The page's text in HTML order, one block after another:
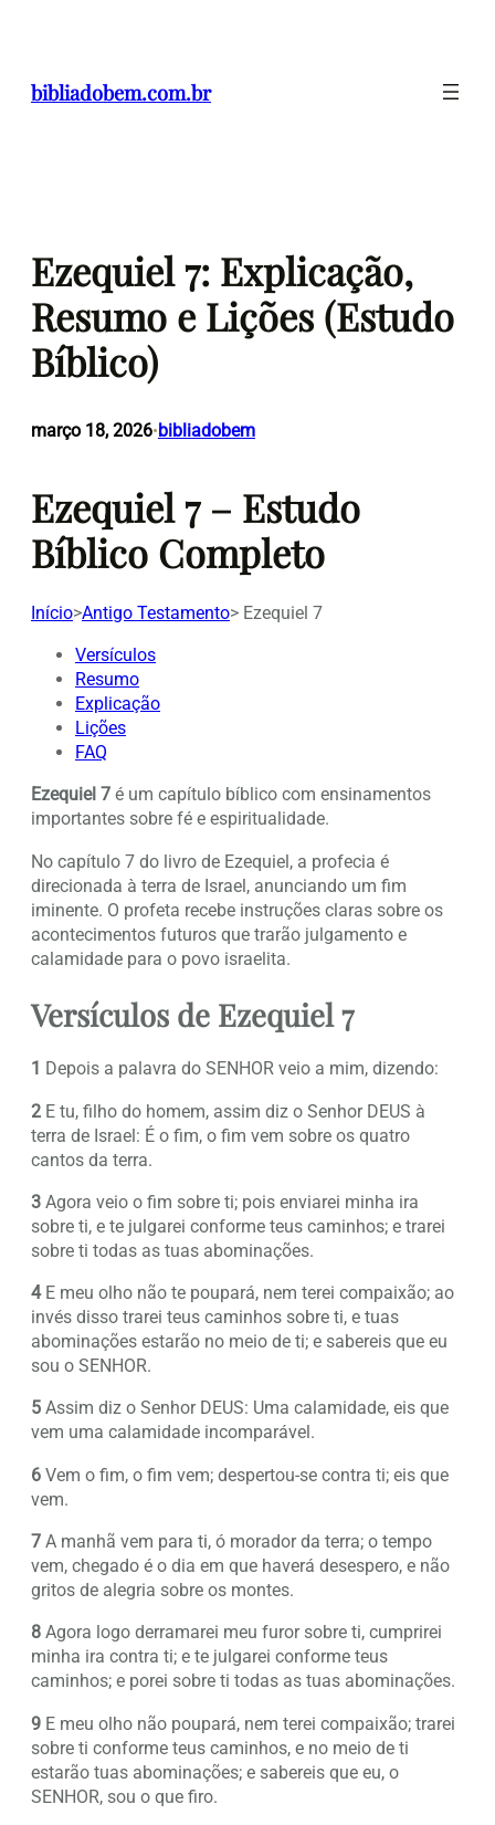
conteúdo
bibliadobem.com.br
Ezequiel 7: Explicação,
Resumo e Lições (Estudo
Bíblico)
março 18, 2026•bibliadobem
Ezequiel 7 – Estudo
Bíblico Completo
Início>Antigo Testamento> Ezequiel 7
Versículos
Resumo
Explicação
Lições
FAQ
Ezequiel 7 é um capítulo bíblico com ensinamentos
importantes sobre fé e espiritualidade.
No capítulo 7 do livro de Ezequiel, a profecia é
direcionada à terra de Israel, anunciando um fim
iminente. O profeta recebe instruções claras sobre os
acontecimentos futuros que trarão julgamento e
calamidade para o povo israelita.
Versículos de Ezequiel 7
1 Depois a palavra do SENHOR veio a mim, dizendo:
2 E tu, filho do homem, assim diz o Senhor DEUS à
terra de Israel: É o fim, o fim vem sobre os quatro
cantos da terra.
3 Agora veio o fim sobre ti; pois enviarei minha ira
sobre ti, e te julgarei conforme teus caminhos; e trarei
sobre ti todas as tuas abominações.
4E meu olho não te poupará, nem terei compaixão; ao
invés disso trarei teus caminhos sobre ti, e tuas
abominações estarão no meio de ti; e sabereis que eu
sou o SENHOR.
5 Assim diz o Senhor DEUS: Uma calamidade, eis que
vem uma calamidade incomparável.
6 Vem o fim, o fim vem; despertou-se contra ti; eis que
vem.
7 A manhã vem para ti, ó morador da terra; o tempo
vem, chegado é o dia em que haverá desespero, e não
gritos de alegria sobre os montes.
8 Agora logo derramarei meu furor sobre ti, cumprirei
minha ira contra ti; e te julgarei conforme teus
caminhos; e porei sobre ti todas as tuas abominações.
9 E meu olho não poupará, nem terei compaixão; trarei
sobre ti conforme teus caminhos, e no meio de ti
estarão tuas abominações; e sabereis que eu, o
SENHOR, sou o que firo.